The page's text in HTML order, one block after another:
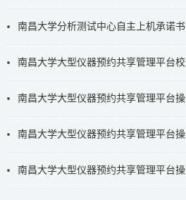
南昌大学分析测试中心自主上机承诺书